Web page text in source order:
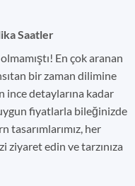
Saatler
En çok aranan
bir zaman dilimine
ince detaylarına kadar
fiyatlarla bileğinizde
tasarımlarımız, her
ziyaret edin ve tarzınıza